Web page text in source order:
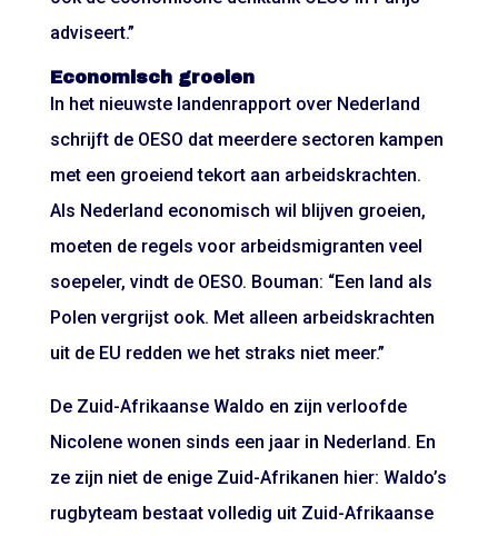
adviseert.”
Economisch groeien
In het nieuwste landenrapport over Nederland
schrijft de OESO dat meerdere sectoren kampen
met een groeiend tekort aan arbeidskrachten.
Als Nederland economisch wil blijven groeien,
moeten de regels voor arbeidsmigranten veel
soepeler, vindt de OESO. Bouman: “Een land als
Polen vergrijst ook. Met alleen arbeidskrachten
uit de EU redden we het straks niet meer.”
De Zuid-Afrikaanse Waldo en zijn verloofde
Nicolene wonen sinds een jaar in Nederland. En
ze zijn niet de enige Zuid-Afrikanen hier: Waldo’s
rugbyteam bestaat volledig uit Zuid-Afrikaanse